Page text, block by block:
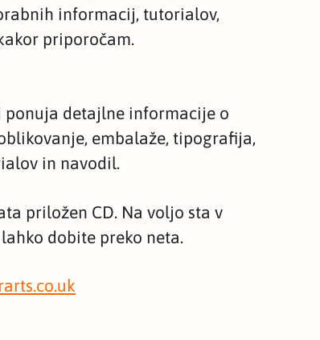
informacij, tutorialov,
priporočam.
ponuja detajlne informacije o
embalaže, tipografija,
in navodil.
priložen CD. Na voljo sta v
dobite preko neta.